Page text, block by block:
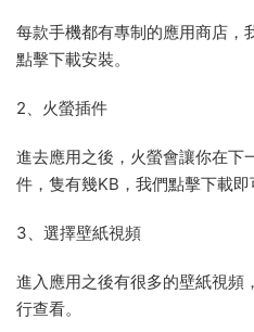
每款手機都有專制的應用商店，
點擊下載安裝。
2、火螢插件
進去應用之後，火螢會讓你在下
件，隻有幾KB，我們點擊下載即
3、選擇壁紙視頻
進入應用之後有很多的壁紙視頻
行查看。